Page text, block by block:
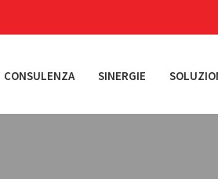
CONSULENZA SINERGIE